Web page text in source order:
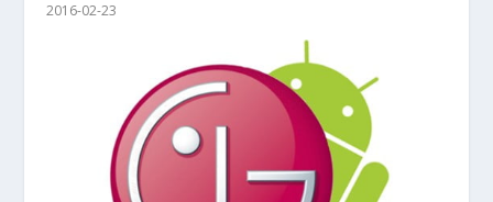
2016-02-23